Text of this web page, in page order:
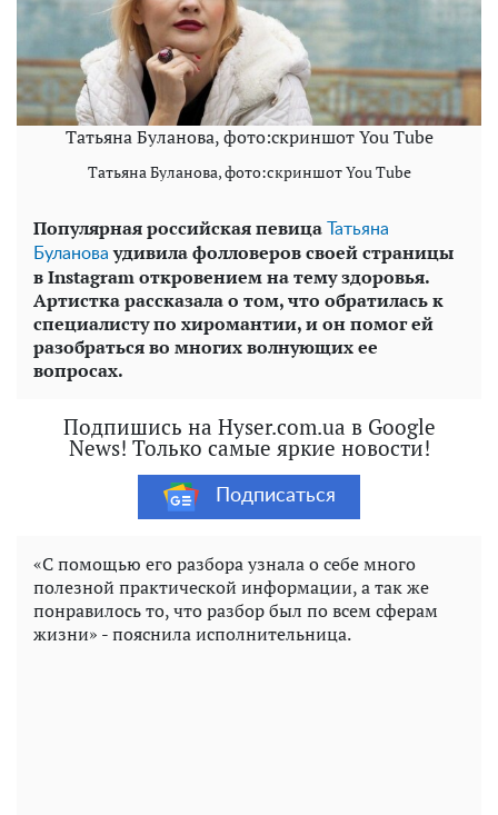
Татьяна Буланова, фото:скриншот You Tube
Татьяна Буланова, фото:скриншот You Tube
Популярная российская певица
Татьяна
Буланова удивила фолловеров своей страницы
в Instagram откровением на тему здоровья.
Артистка рассказала о том, что обратилась к
специалисту по хиромантии, и он помог ей
разобраться во многих волнующих ее
вопросах.
Подпишись на Hyser.com.ua в Google
News! Только самые яркие новости!
Подписаться
«С помощью его разбора узнала о себе много
полезной практической информации, а так же
понравилось то, что разбор был по всем сферам
жизни» - пояснила исполнительница.